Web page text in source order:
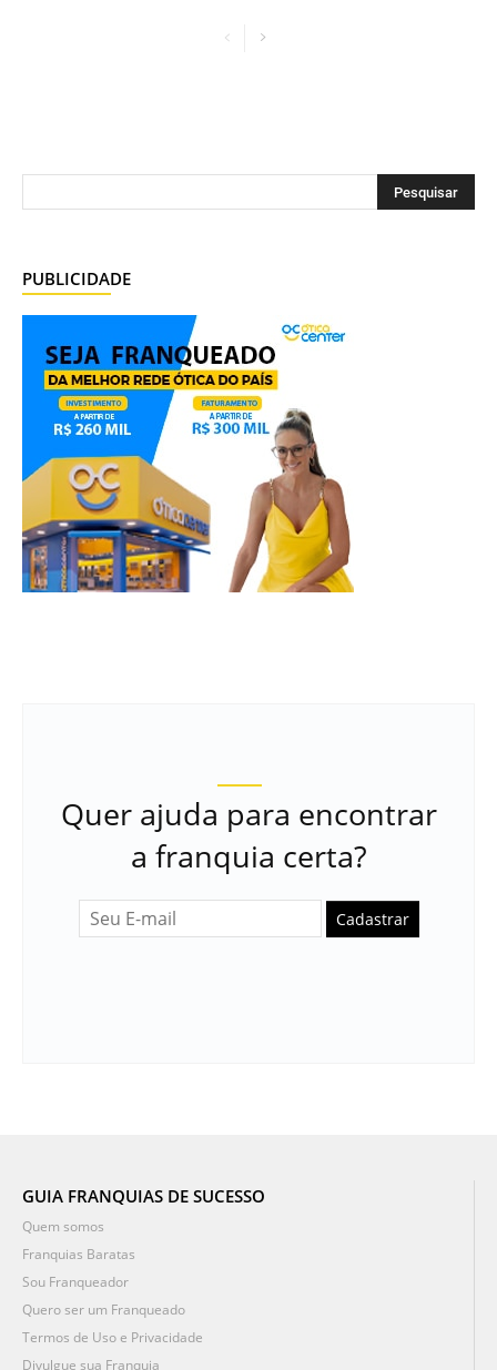
PUBLICIDADE
Quer ajuda para encontrar
a franquia certa?
Cadastrar
GUIA FRANQUIAS DE SUCESSO
Quem somos
Franquias Baratas
Sou Franqueador
Quero ser um Franqueado
Termos de Uso e Privacidade
Divulgue sua Franquia